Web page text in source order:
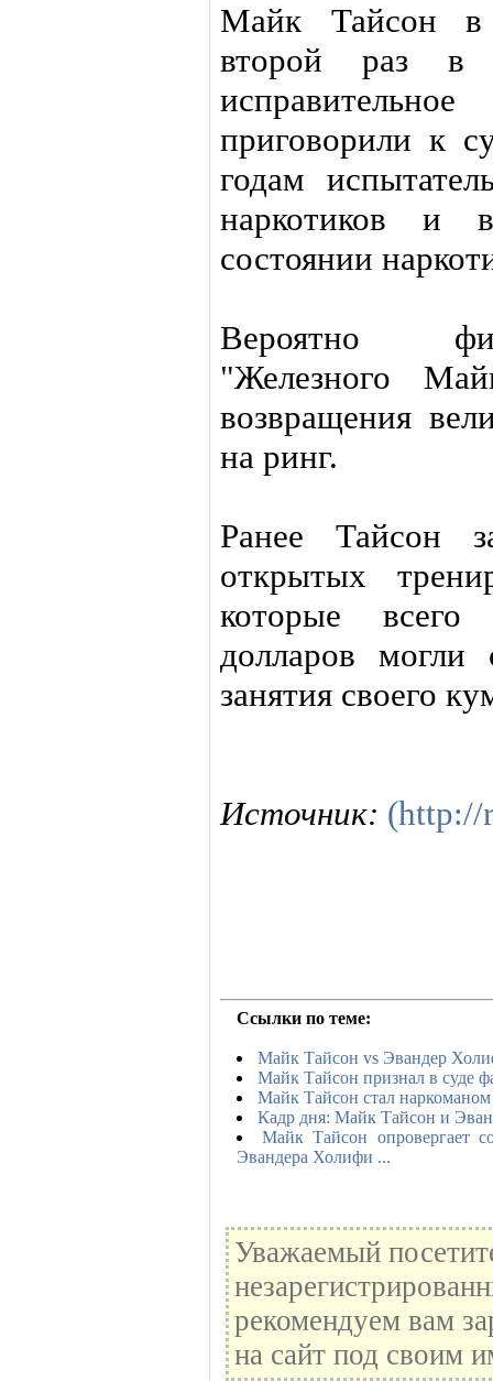
Майк Тайсон в
второй раз в
приговорили к
годам
наркотиков и
состоянии
Вероятно
"Железного
возвращения
на ринг.
Ранее Тайсон
открытых
которые
долларов могли
занятия своего
Источник: (http://
Ссылки по теме:
Майк Тайсон vs Эвандер
Майк Тайсон признал в суде
Майк Тайсон стал наркоманом
Кадр дня: Майк Тайсон и
Майк Тайсон опровергает
Эвандера Холифи ...
Уважаемый
рекомендуем вам
на сайт под своим